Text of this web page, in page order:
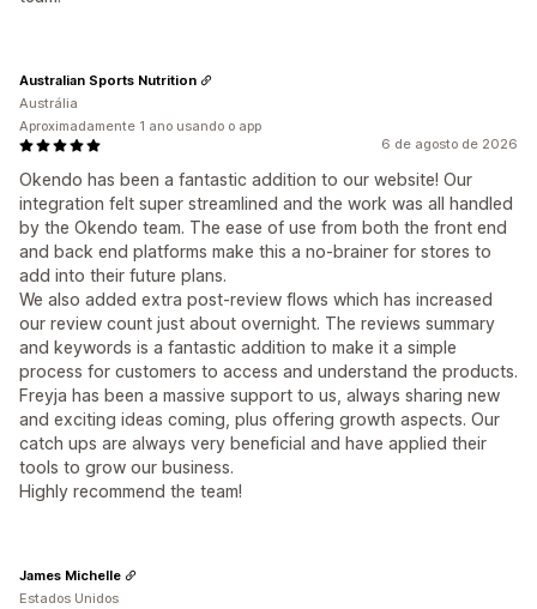
6 de agosto de 2026
Okendo has been a fantastic addition to our website! Our
integration felt super streamlined and the work was all handled
by the Okendo team. The ease of use from both the front end
and back end platforms make this a no-brainer for stores to
add into their future plans.
We also added extra post-review flows which has increased
our review count just about overnight. The reviews summary
and keywords is a fantastic addition to make it a simple
process for customers to access and understand the products.
Freyja has been a massive support to us, always sharing new
and exciting ideas coming, plus offering growth aspects. Our
catch ups are always very beneficial and have applied their
tools to grow our business.
Highly recommend the team!
Australian Sports Nutrition
Austrália
Aproximadamente 1 ano usando o app
James Michelle
Estados Unidos